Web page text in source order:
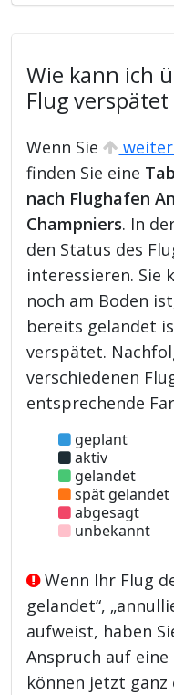
Wie kann ich
Flug verspätet
Wenn Sie
finden Sie eine
nach Flughafen
Champniers. In
den Status des
interessieren. Sie
noch am Boden
bereits gelandet
verspätet.
verschiedenen
entsprechende
geplant
aktiv
gelandet
spät gelandet
abgesagt
unbekannt
Wenn Ihr Flug
gelandet“,
aufweist, haben
Anspruch auf eine
können jetzt